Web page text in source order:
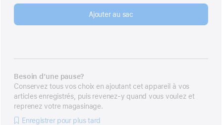
Ajouter au sac
Besoin d’une pause?
Conservez tous vos choix en ajoutant cet appareil à vos
articles enregistrés, puis revenez-y quand vous voulez et
reprenez votre magasinage.
Enregistrer pour plus tard